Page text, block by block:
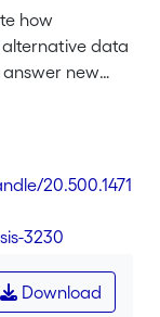
de nouvelles
financière.
s'élargissent
Comme les
pas toujours
être
pourquoi les
how
data
answer new
problems in
the
to
as well.
rich and
causal
possible, texts
why
20.500.1471
3230
Download